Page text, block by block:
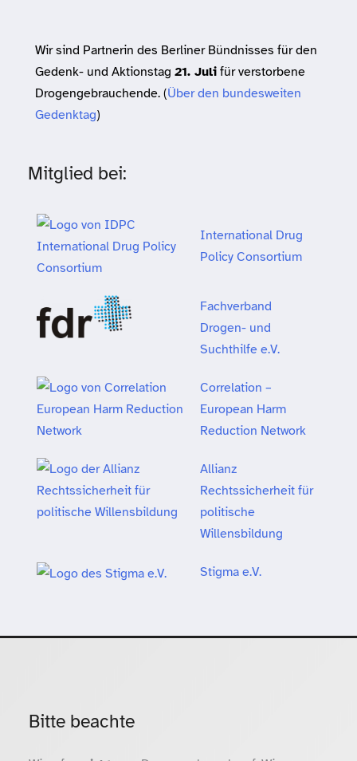
Wir sind Partnerin des Berliner Bündnisses für den
Gedenk- und Aktionstag 21. Julifür verstorbene
Drogengebrauchende. (Über den bundesweiten
Gedenktag)
Mitglied bei:
International Drug
Policy Consortium
Fachverband
Drogen- und
Suchthilfe e.V.
Correlation –
European Harm
Reduction Network
Allianz
Rechtssicherheit für
politische
Willensbildung
Stigma e.V.
Bitte beachte